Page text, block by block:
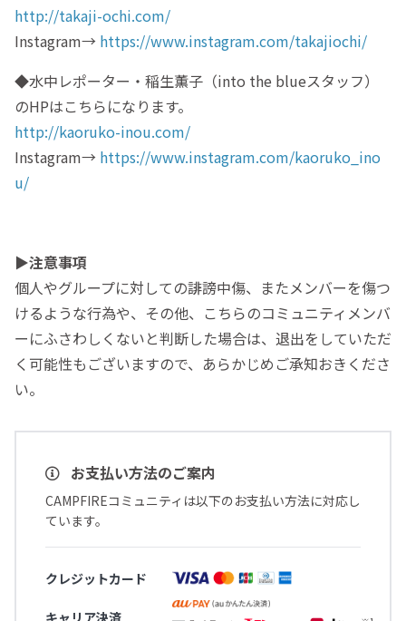
http://takaji-ochi.com/
Instagram→ https://www.instagram.com/takajiochi/
◆水中レポーター・稲生薫子（into the blueスタッフ）
のHPはこちらになります。
http://kaoruko-inou.com/
Instagram→ https://www.instagram.com/kaoruko_ino
u/
▶︎注意事項
個人やグループに対しての誹謗中傷、またメンバーを傷つ
けるような行為や、その他、こちらのコミュニティメンバ
ーにふさわしくないと判断した場合は、退出をしていただ
く可能性もございますので、あらかじめご承知おきくださ
い。
お支払い方法のご案内
CAMPFIREコミュニティは以下のお支払い方法に対応し
ています。
クレジットカード
キャリア決済